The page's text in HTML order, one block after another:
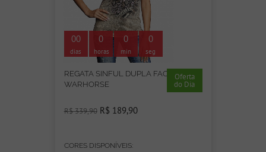
00 0 0 0
dias horas min seg
REGATA SINFUL DUPLA FACE
WARHORSE
R$ 339,90R$ 189,90
Oferta
do Dia
CORES DISPONÍVEIS: